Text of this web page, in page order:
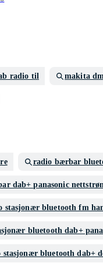
radio til makita
radio bærbar
dab+ panasonic
stasjonær bluetooth fm
bluetooth dab+
stasjonær bluetooth dab+